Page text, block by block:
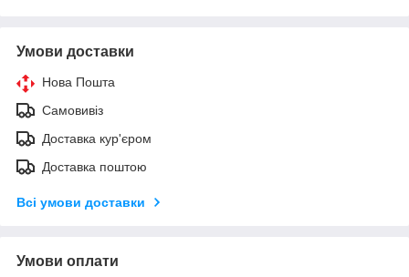
Умови доставки
Нова Пошта
Самовивіз
Доставка кур'єром
Доставка поштою
Всі умови доставки
Умови оплати